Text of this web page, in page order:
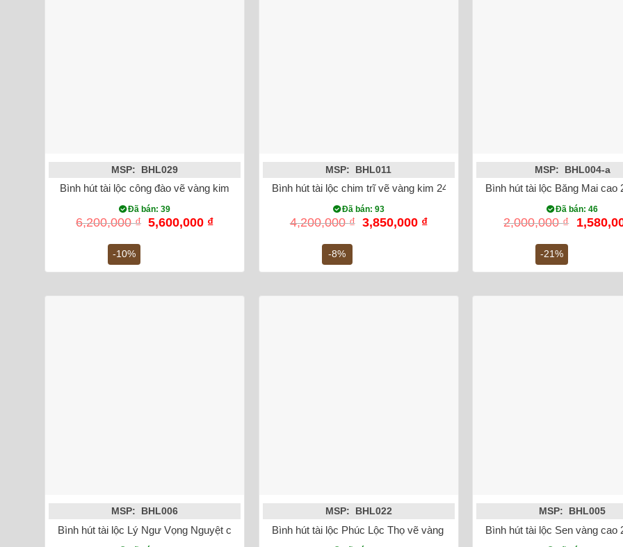
-10%
MSP: BHL029
Bình hút tài lộc công đào vẽ vàng kim
Đã bán: 39
6,200,000₫ Giá
5,600,000 ₫Giá
5,600,000 ₫.
-8%
MSP: BHL011
Bình hút tài lộc chim trĩ vẽ vàng kim 24K
Đã bán: 93
4,200,000₫ Giá
3,850,000 ₫Giá
3,850,000 ₫.
-21%
MSP: BHL004-a
Bình hút tài lộc Băng Mai cao
Đã bán: 46
2,000,000₫ Giá
MSP: BHL006
Bình hút tài lộc Lý Ngư Vọng Nguyệt cao 28cm mạ vàng 18K
MSP: BHL022
Bình hút tài lộc Phúc Lộc Thọ vẽ vàng kim
MSP: BHL005
Bình hút tài lộc Sen vàng cao